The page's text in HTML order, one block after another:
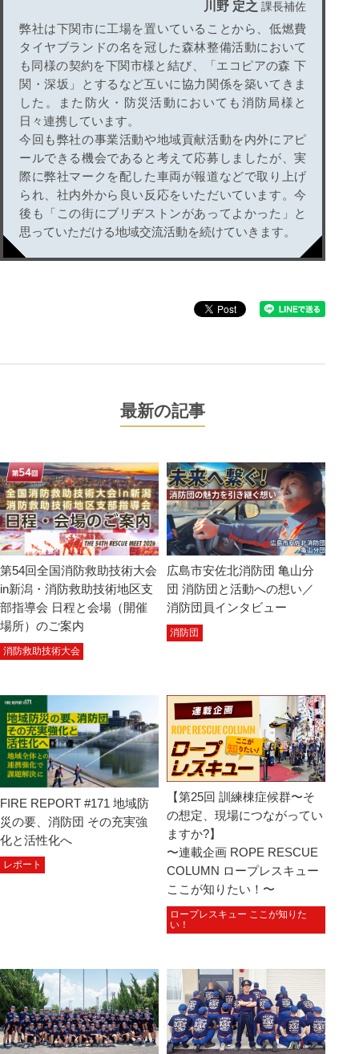
川野 定之課長補佐
弊社は下関市に工場を置いていることから、低燃費
タイヤブランドの名を冠した森林整備活動において
も同様の契約を下関市様と結び、「エコピアの森 下
関・深坂」とするなど互いに協力関係を築いてきま
した。また防火・防災活動においても消防局様と
日々連携しています。
今回も弊社の事業活動や地域貢献活動を内外にアピ
ールできる機会であると考えて応募しましたが、実
際に弊社マークを配した車両が報道などで取り上げ
られ、社内外から良い反応をいただいています。今
後も「この街にブリヂストンがあってよかった」と
思っていただける地域交流活動を続けていきます。
最新の記事
第54回全国消防救助技術大会
in新潟・消防救助技術地区支
部指導会 日程と会場（開催
場所）のご案内
消防救助技術大会
広島市安佐北消防団 亀山分
団 消防団と活動への想い／
消防団員インタビュー
消防団
FIRE REPORT #171 地域防
災の要、消防団 その充実強
化と活性化へ
レポート
【第25回 訓練棟症候群〜そ
の想定、現場につながってい
ますか?】
〜連載企画 ROPE RESCUE
COLUMN ロープレスキュー
ここが知りたい！〜
ロープレスキュー ここが知りた
い！